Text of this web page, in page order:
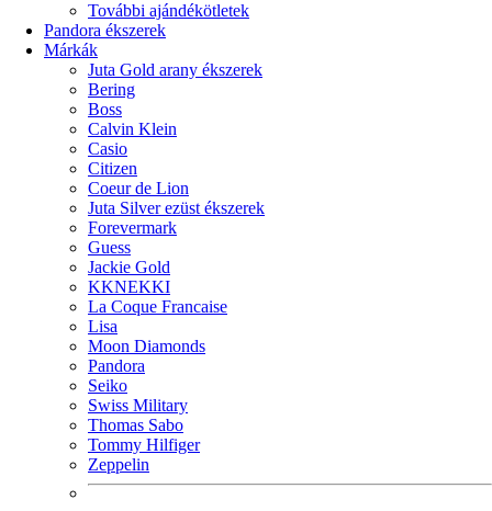
További ajándékötletek
Pandora ékszerek
Márkák
Juta Gold arany ékszerek
Bering
Boss
Calvin Klein
Casio
Citizen
Coeur de Lion
Juta Silver ezüst ékszerek
Forevermark
Guess
Jackie Gold
KKNEKKI
La Coque Francaise
Lisa
Moon Diamonds
Pandora
Seiko
Swiss Military
Thomas Sabo
Tommy Hilfiger
Zeppelin